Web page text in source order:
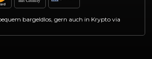
bargeldlos, gern auch in Krypto via